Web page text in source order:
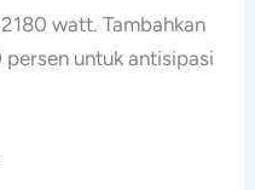
watt. Tambahkan
untuk antisipasi